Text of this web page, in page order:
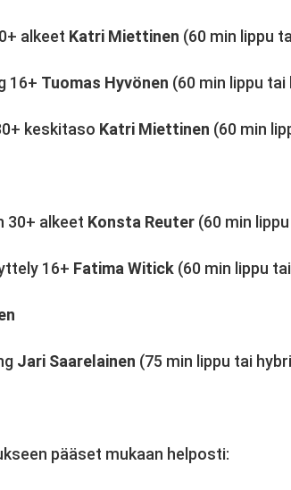
alkeet Katri Miettinen (60 min lippu
16+ Tuomas Hyvönen (60 min lippu
keskitaso Katri Miettinen (60 min
30+ alkeet Konsta Reuter (60 min
16+ Fatima Witick (60 min lippu
Jari Saarelainen (75 min lippu tai
pääset mukaan helposti: